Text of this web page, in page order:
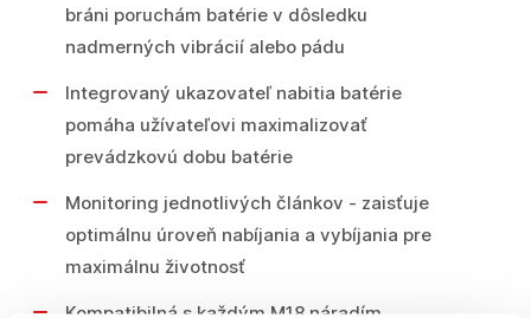
bráni poruchám batérie v dôsledku
nadmerných vibrácií alebo pádu
Integrovaný ukazovateľ nabitia batérie
pomáha užívateľovi maximalizovať
prevádzkovú dobu batérie
Monitoring jednotlivých článkov - zaisťuje
optimálnu úroveň nabíjania a vybíjania pre
maximálnu životnosť
Kompatibilná s každým M18 náradím